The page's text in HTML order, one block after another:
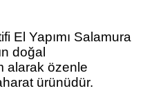
El Yapımı Salamura
doğal
alarak özenle
ürünüdür.